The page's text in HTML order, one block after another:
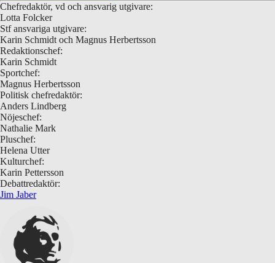
Chefredaktör, vd och ansvarig utgivare:
Lotta Folcker
Stf ansvariga utgivare:
Karin Schmidt och Magnus Herbertsson
Redaktionschef:
Karin Schmidt
Sportchef:
Magnus Herbertsson
Politisk chefredaktör:
Anders Lindberg
Nöjeschef:
Nathalie Mark
Pluschef:
Helena Utter
Kulturchef:
Karin Pettersson
Debattredaktör:
Jim Jaber